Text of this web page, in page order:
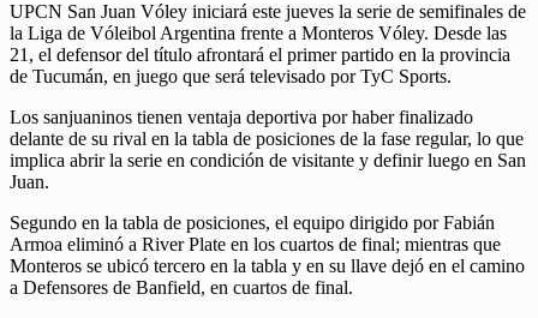
UPCN San Juan Vóley iniciará este jueves la serie de semifinales de
la Liga de Vóleibol Argentina frente a Monteros Vóley. Desde las
21, el defensor del título afrontará el primer partido en la provincia
de Tucumán, en juego que será televisado por TyC Sports.
Los sanjuaninos tienen ventaja deportiva por haber finalizado
delante de su rival en la tabla de posiciones de la fase regular, lo que
implica abrir la serie en condición de visitante y definir luego en San
Juan.
Segundo en la tabla de posiciones, el equipo dirigido por Fabián
Armoa eliminó a River Plate en los cuartos de final; mientras que
Monteros se ubicó tercero en la tabla y en su llave dejó en el camino
a Defensores de Banfield, en cuartos de final.